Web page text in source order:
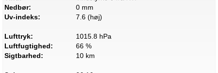
Nedbør:
0 mm
Uv-indeks:
7.6 (høj)
Lufttryk:
1015.8 hPa
Luftfugtighed:
66 %
Sigtbarhed:
10 km